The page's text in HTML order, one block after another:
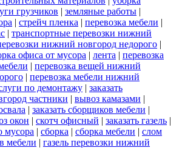
грузчиков | земляные работы |
| стрейч пленка | перевозка мебели |
| транспортные перевозки нижний
нижний новгород недорого |
офиса от мусора | лента | перевозка
| перевозка вещей нижний
| перевозка мебели нижний
по демонтажу | заказать
частники | вывоз камазами |
| заказать сборщиков мебели |
окон | скотч офисный | заказать газель |
мусора | сборка | сборка мебели | слом
мебели | газель перевозки нижний